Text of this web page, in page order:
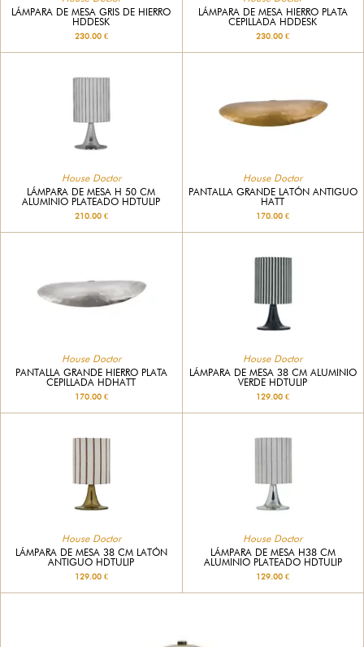
LÁMPARA DE MESA GRIS DE HIERRO
HDDESK
230.00 €
LÁMPARA DE MESA HIERRO PLATA
CEPILLADA HDDESK
230.00 €
House Doctor
LÁMPARA DE MESA H 50 CM
ALUMINIO PLATEADO HDTULIP
210.00 €
House Doctor
PANTALLA GRANDE LATÓN ANTIGUO
HATT
170.00 €
House Doctor
PANTALLA GRANDE HIERRO PLATA
CEPILLADA HDHATT
170.00 €
House Doctor
LÁMPARA DE MESA 38 CM ALUMINIO
VERDE HDTULIP
129.00 €
House Doctor
LÁMPARA DE MESA 38 CM LATÓN
ANTIGUO HDTULIP
129.00 €
House Doctor
LÁMPARA DE MESA H38 CM
ALUMINIO PLATEADO HDTULIP
129.00 €